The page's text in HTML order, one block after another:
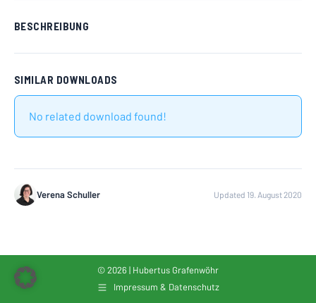
BESCHREIBUNG
SIMILAR DOWNLOADS
No related download found!
Verena Schuller Updated 19. August 2020
© 2026 | Hubertus Grafenwöhr
Impressum & Datenschutz